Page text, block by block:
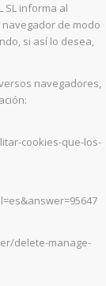
SL informa al
de modo
si así lo desea,
navegadores,
cookies-que-los-
delete-manage-